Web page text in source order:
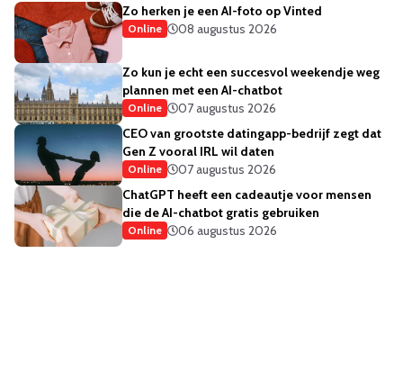
Zo herken je een AI-foto op Vinted
Online 08 augustus 2026
Zo kun je echt een succesvol weekendje weg
plannen met een AI-chatbot
Online
07 augustus 2026
CEO van grootste datingapp-bedrijf zegt dat
Gen Z vooral IRL wil daten
Online
07 augustus 2026
ChatGPT heeft een cadeautje voor mensen
die de AI-chatbot gratis gebruiken
Online 06 augustus 2026